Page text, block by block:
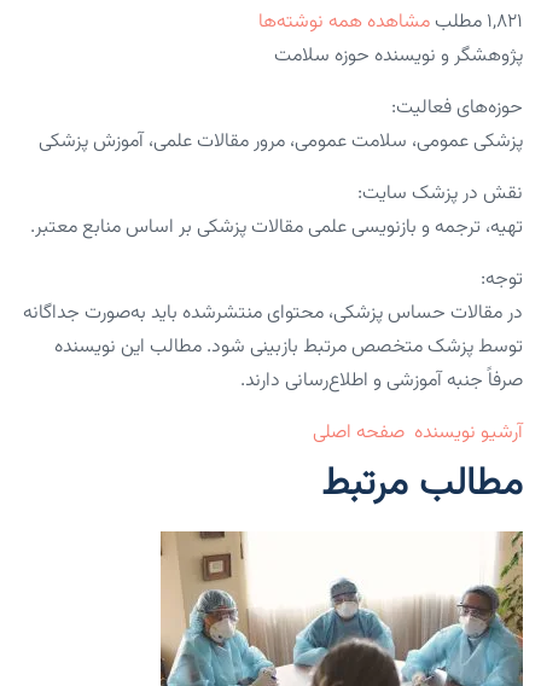
۱,۸۲۱ مطلب
مشاهده همه نوشته‌ها
پژوهشگر و نویسنده حوزه سلامت
حوزه‌های فعالیت:
پزشکی عمومی، سلامت عمومی، مرور مقالات علمی، آموزش پزشکی
نقش در پزشک سایت:
تهیه، ترجمه و بازنویسی علمی مقالات پزشکی بر اساس منابع معتبر.
توجه:
در مقالات حساس پزشکی، محتوای منتشرشده باید به‌صورت جداگانه
توسط پزشک متخصص مرتبط بازبینی شود. مطالب این نویسنده
صرفاً جنبه آموزشی و اطلاع‌رسانی دارند.
آرشیو نویسنده صفحه اصلی
مطالب مرتبط